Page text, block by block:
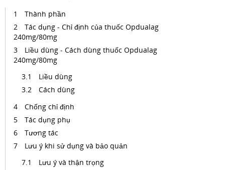
Thành phần
Tác dụng - Chỉ định của thuốc Opdualag
240mg/80mg
Liều dùng - Cách dùng thuốc Opdualag
240mg/80mg
Liều dùng
Cách dùng
Chống chỉ định
Tác dụng phụ
Tương tác
Lưu ý khi sử dụng và bảo quản
Lưu ý và thận trọng